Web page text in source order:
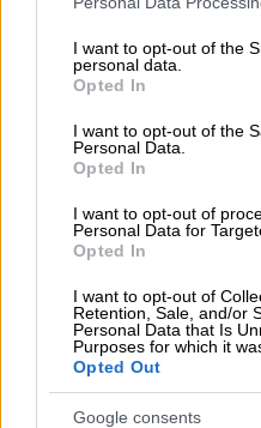
not limited to your visit or
grant or deny consent to
use your data for below
consent section.
I want to opt-out of the
personal data.
Opted In
I want to opt-out of the
Personal Data.
Opted In
I want to opt-out of
Personal Data for
Opted In
I want to opt-out of
Retention, Sale, and/or
Personal Data that Is
Purposes for which it
Opted Out
Google consents
ενώ για τη σερβική
ΜακΙντάιρ (19π.
(11π. 4ρ.).
Παράλληλα, όπως
νίκησε τη Μονακό θα
τη Βαλένθια. Επίσης,
από το φινάλε της
ζευγάρια
Μαδρίτης - Χάποελ
To πρόγραμμα